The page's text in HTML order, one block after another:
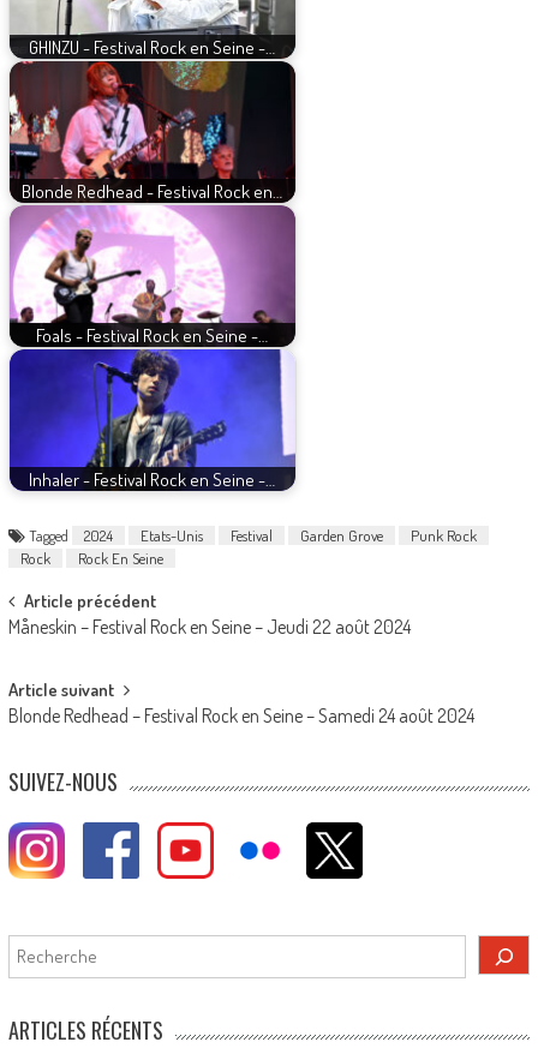
GHINZU - Festival Rock en Seine -…
Blonde Redhead - Festival Rock en…
Foals - Festival Rock en Seine -…
Inhaler - Festival Rock en Seine -…
Tagged 2024 Etats-Unis Festival Garden Grove
Punk Rock
Rock
Rock En Seine
Post
navigation
Article précédent
Måneskin – Festival Rock en Seine – Jeudi 22 août 2024
Article suivant
Blonde Redhead – Festival Rock en Seine – Samedi 24 août 2024
SUIVEZ-NOUS
Rechercher
ARTICLES RÉCENTS